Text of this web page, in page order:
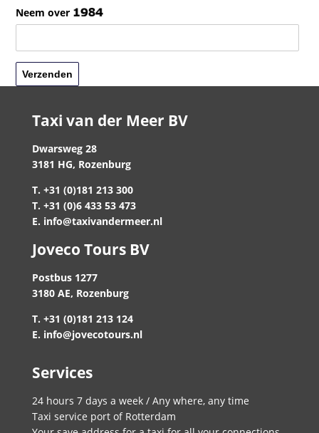
Neem over
Taxi van der Meer BV
Dwarsweg 28
3181 HG, Rozenburg
T. +31 (0)181 213 300
T. +31 (0)6 433 53 473
E. info@taxivandermeer.nl
Joveco Tours BV
Postbus 1277
3180 AE, Rozenburg
T. +31 (0)181 213 124
E. info@jovecotours.nl
Services
24 hours 7 days a week / Any where, any time
Taxi service port of Rotterdam